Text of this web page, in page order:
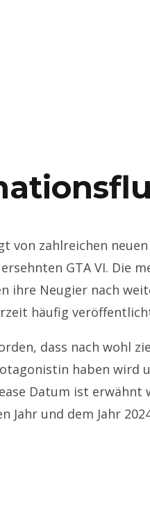
von zahlreichen
GTA VI. Die
ihre Neugier nach
häufig
dass nach wohl
haben wird
Datum ist erwähnt
Jahr und dem Jahr